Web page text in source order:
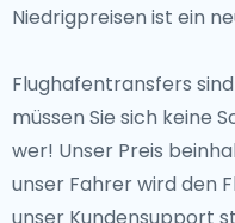
Niedrigpreisen ist ein
Flughafentransfers
müssen Sie sich keine
wer! Unser Preis
unser Fahrer wird den